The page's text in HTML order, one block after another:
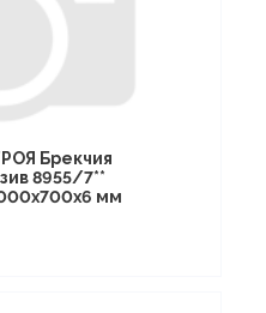
Брекчия
8955/7**
мм